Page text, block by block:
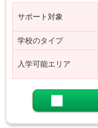
サポート対象
学校のタイプ
入学可能エリア